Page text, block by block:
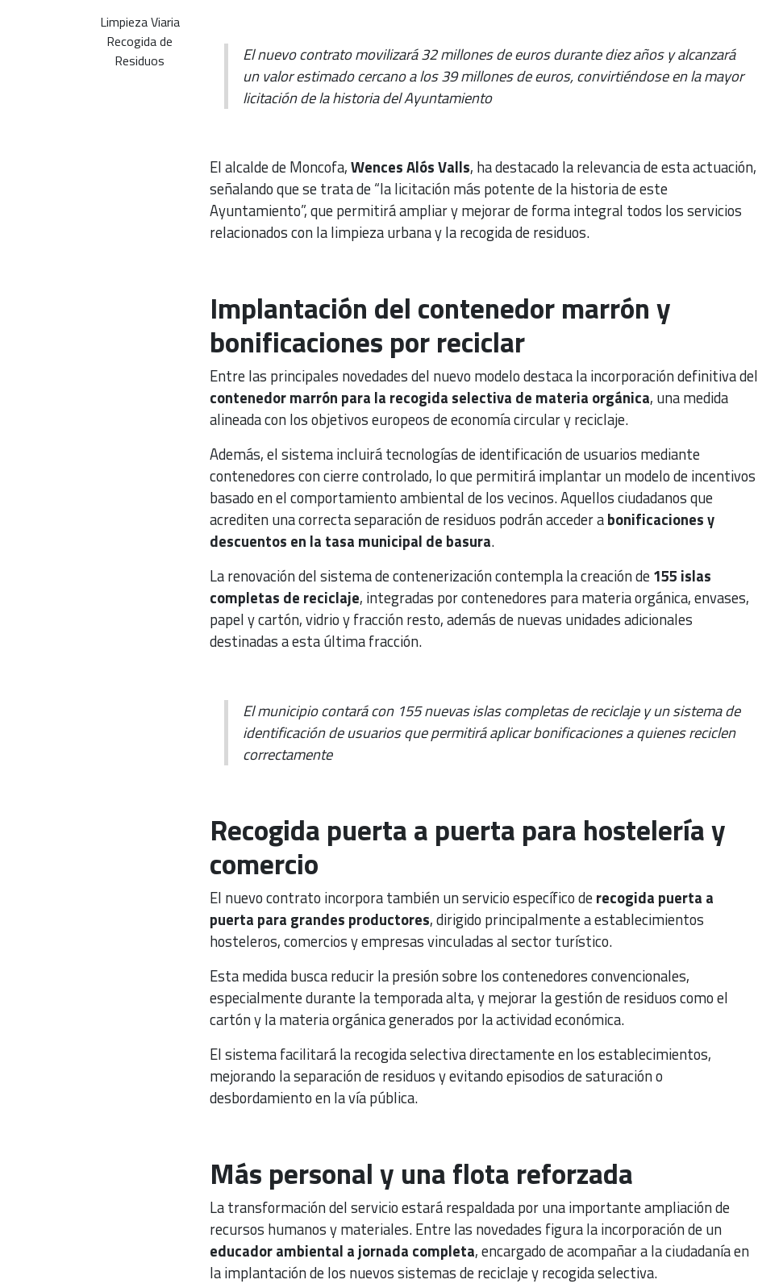
Limpieza Viaria
Recogida de
Residuos
El nuevo contrato movilizará 32 millones de euros durante diez años y alcanzará
un valor estimado cercano a los 39 millones de euros, convirtiéndose en la mayor
licitación de la historia del Ayuntamiento
El alcalde de Moncofa,Wences Alós Valls, ha destacado la relevancia de esta actuación,
señalando que se trata de “la licitación más potente de la historia de este
Ayuntamiento”, que permitirá ampliar y mejorar de forma integral todos los servicios
relacionados con la limpieza urbana y la recogida de residuos.
Implantación del contenedor marrón y
bonificaciones por reciclar
Entre las principales novedades del nuevo modelo destaca la incorporación definitiva del
contenedor marrón para la recogida selectiva de materia orgánica, una medida
alineada con los objetivos europeos de economía circular y reciclaje.
Además, el sistema incluirá tecnologías de identificación de usuarios mediante
contenedores con cierre controlado, lo que permitirá implantar un modelo de incentivos
basado en el comportamiento ambiental de los vecinos. Aquellos ciudadanos que
acrediten una correcta separación de residuos podrán acceder abonificaciones y
descuentos en la tasa municipal de basura.
La renovación del sistema de contenerización contempla la creación de155 islas
completas de reciclaje, integradas por contenedores para materia orgánica, envases,
papel y cartón, vidrio y fracción resto, además de nuevas unidades adicionales
destinadas a esta última fracción.
El municipio contará con 155 nuevas islas completas de reciclaje y un sistema de
identificación de usuarios que permitirá aplicar bonificaciones a quienes reciclen
correctamente
Recogida puerta a puerta para hostelería y
comercio
El nuevo contrato incorpora también un servicio específico derecogida puerta a
puerta para grandes productores, dirigido principalmente a establecimientos
hosteleros, comercios y empresas vinculadas al sector turístico.
Esta medida busca reducir la presión sobre los contenedores convencionales,
especialmente durante la temporada alta, y mejorar la gestión de residuos como el
cartón y la materia orgánica generados por la actividad económica.
El sistema facilitará la recogida selectiva directamente en los establecimientos,
mejorando la separación de residuos y evitando episodios de saturación o
desbordamiento en la vía pública.
Más personal y una flota reforzada
La transformación del servicio estará respaldada por una importante ampliación de
recursos humanos y materiales. Entre las novedades figura la incorporación de un
educador ambiental a jornada completa, encargado de acompañar a la ciudadanía en
la implantación de los nuevos sistemas de reciclaje y recogida selectiva.